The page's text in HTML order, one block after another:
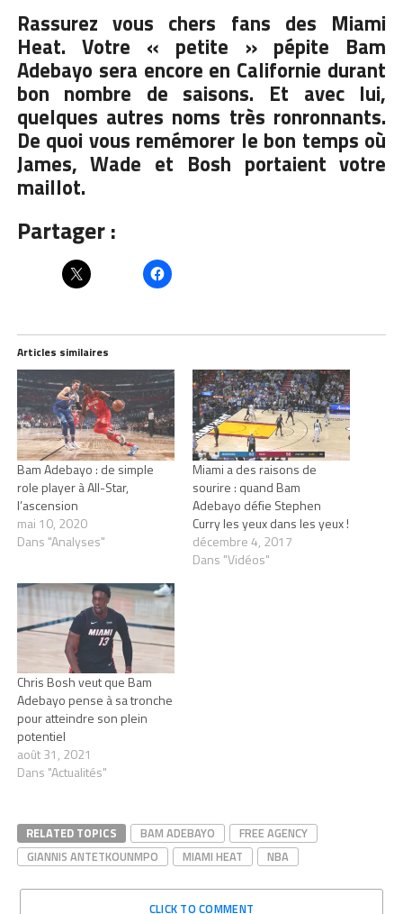
Rassurez vous chers fans des Miami
Heat. Votre « petite » pépite Bam
Adebayo sera encore en Californie durant
bon nombre de saisons. Et avec lui,
quelques autres noms très ronronnants.
De quoi vous remémorer le bon temps où
James, Wade et Bosh portaient votre
maillot.
Partager :
Articles similaires
Bam Adebayo : de simple
role player à All-Star,
l’ascension
mai 10, 2020
Dans "Analyses"
Miami a des raisons de
sourire : quand Bam
Adebayo défie Stephen
Curry les yeux dans les yeux !
décembre 4, 2017
Dans "Vidéos"
Chris Bosh veut que Bam
Adebayo pense à sa tronche
pour atteindre son plein
potentiel
août 31, 2021
Dans "Actualités"
RELATED TOPICS BAM ADEBAYO
FREE AGENCY
GIANNIS ANTETKOUNMPO
MIAMI HEAT NBA
CLICK TO COMMENT